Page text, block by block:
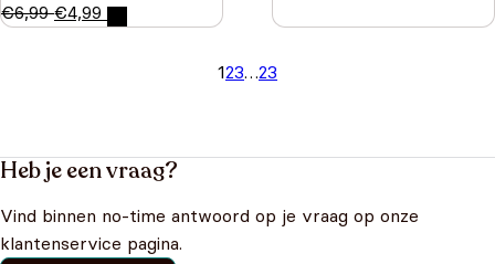
€6,99 €4,99
123…23
Heb je een vraag?
Vind binnen no-time antwoord op je vraag op onze
klantenservice pagina.